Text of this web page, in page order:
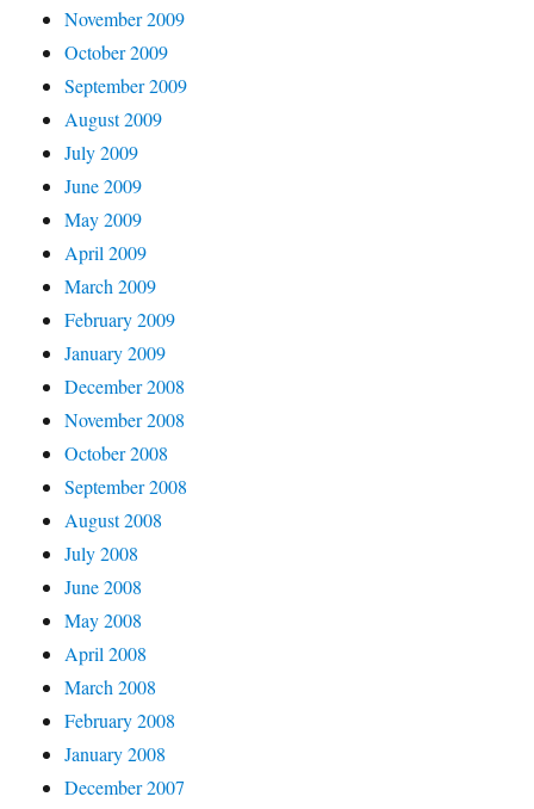
November 2009
October 2009
September 2009
August 2009
July 2009
June 2009
May 2009
April 2009
March 2009
February 2009
January 2009
December 2008
November 2008
October 2008
September 2008
August 2008
July 2008
June 2008
May 2008
April 2008
March 2008
February 2008
January 2008
December 2007